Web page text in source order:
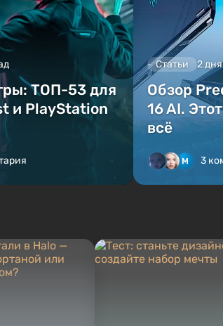
ТОП-53 для
и PlayStation
Статьи 2
Обзор
16 AI.
всё
3